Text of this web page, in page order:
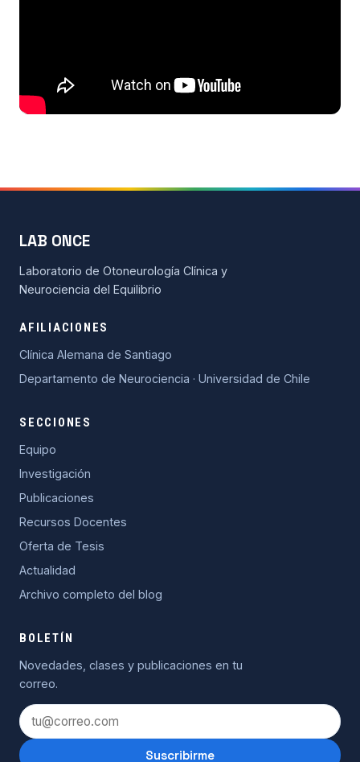
LAB ONCE
Laboratorio de Otoneurología Clínica y
Neurociencia del Equilibrio
AFILIACIONES
Clínica Alemana de Santiago
Departamento de Neurociencia · Universidad de Chile
SECCIONES
Equipo
Investigación
Publicaciones
Recursos Docentes
Oferta de Tesis
Actualidad
Archivo completo del blog
BOLETÍN
Novedades, clases y publicaciones en tu
correo.
Suscribirme